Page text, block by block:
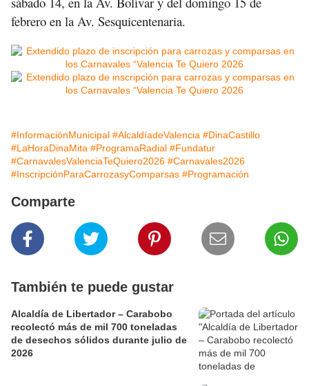
febrero en la Av. Sesquicentenaria.
#InformaciónMunicipal #AlcaldíadeValencia #DinaCastillo
#LaHoraDinaMita #ProgramaRadial #Fundatur
#CarnavalesValenciaTeQuiero2026 #Carnavales2026
#InscripciónParaCarrozasyComparsas #Programación
Comparte
También te puede gustar
Alcaldía de Libertador – Carabobo
recolectó más de mil 700 toneladas
de desechos sólidos durante julio de
2026